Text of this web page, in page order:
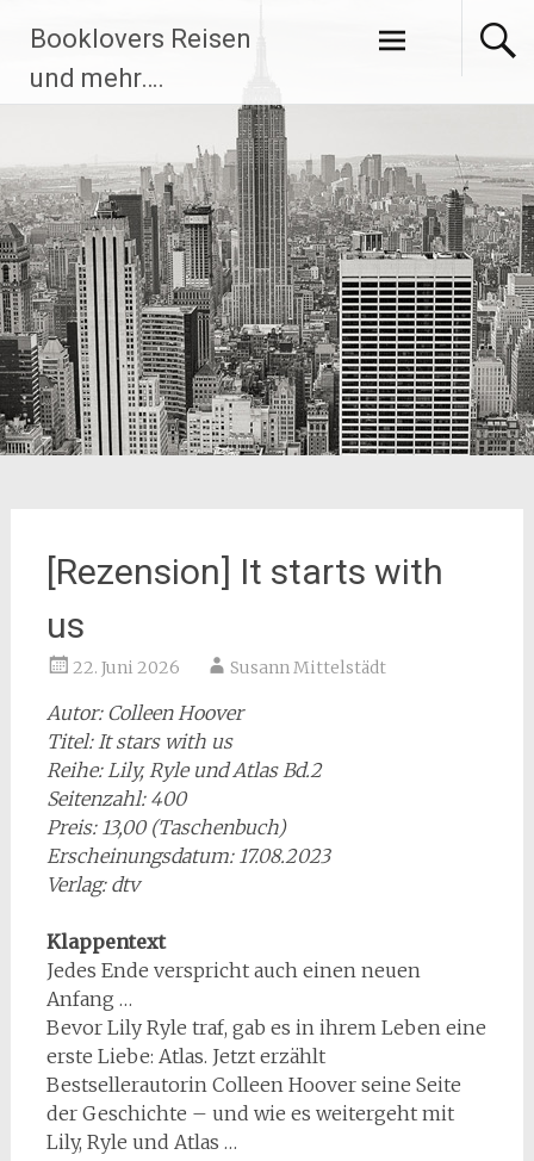
Inhalt
springen
Booklovers Reisen
und mehr….
[Rezension] It starts with
us
22. Juni 2026 Susann Mittelstädt
Autor: Colleen Hoover
Titel: It stars with us
Reihe: Lily, Ryle und Atlas Bd.2
Seitenzahl: 400
Preis: 13,00 (Taschenbuch)
Erscheinungsdatum: 17.08.2023
Verlag: dtv
Klappentext
Jedes Ende verspricht auch einen neuen
Anfang …
Bevor Lily Ryle traf, gab es in ihrem Leben eine
erste Liebe: Atlas. Jetzt erzählt
Bestsellerautorin Colleen Hoover seine Seite
der Geschichte – und wie es weitergeht mit
Lily, Ryle und Atlas …